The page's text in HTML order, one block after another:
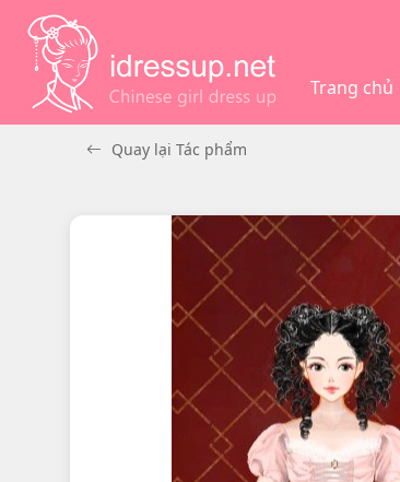
Trang chủ
Quay lại Tác phẩm